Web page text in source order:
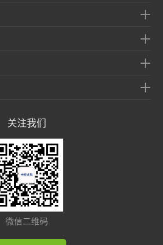
关注我们
微信二维码